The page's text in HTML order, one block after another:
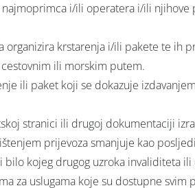
i/ili operatera i/ili
organizira krstarenja i/ili pakete te ih
ili morskim putem.
ili paket koji se dokazuje
stranici ili drugoj dokumentaciji
prijevoza smanjuje kao
kojeg drugog uzroka invaliditeta
za uslugama koje su dostupne svim